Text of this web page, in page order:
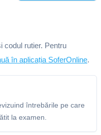
codul rutier. Pentru
în aplicația SoferOnline.
întrebările pe care
la examen.